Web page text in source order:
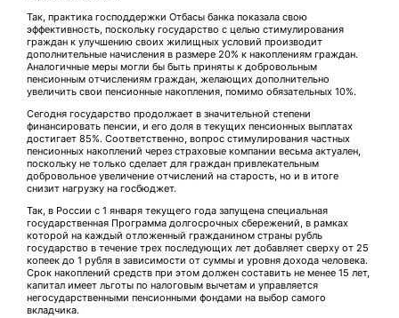
Так, практика господдержки Отбасы банка показала свою
эффективность, поскольку государство с целью стимулирования
граждан к улучшению своих жилищных условий производит
дополнительные начисления в размере 20% к накоплениям граждан.
Аналогичные меры могли бы быть приняты к доб­ровольным
пенсионным отчис­лениям граждан, желающих дополнительно
увеличить свои пенсионные накопления, помимо обязательных 10%.
Сегодня государство продолжает в значительной степени
финансировать пенсии, и его доля в текущих пенсионных выплатах
достигает 85%. Соответственно, вопрос стимулирования частных
пенсионных накоплений через страховые компании весьма актуален,
поскольку не только сделает для граждан привлекательным
добровольное увеличение отчислений на старость, но и в итоге
снизит нагрузку на госбюджет.
Так, в России с 1 января текущего года запущена специальная
государственная Программа долгосрочных сбережений, в рамках
которой на каждый отложенный гражданином страны рубль
государство в течение трех последую­щих лет добавляет сверху от 25
копеек до 1 рубля в зависимости от суммы и уровня дохода человека.
Срок накоплений средств при этом должен сос­тавить не менее 15 лет,
капитал имеет льготы по налоговым вычетам и управляется
негосударственными пенсионными фондами на выбор самого
вкладчика.